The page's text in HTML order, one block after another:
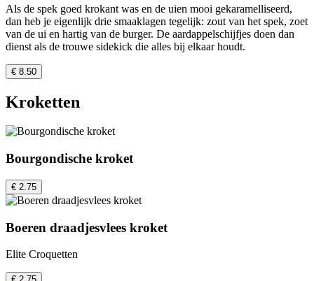
Als de spek goed krokant was en de uien mooi gekaramelliseerd,
dan heb je eigenlijk drie smaaklagen tegelijk: zout van het spek, zoet
van de ui en hartig van de burger. De aardappelschijfjes doen dan
dienst als de trouwe sidekick die alles bij elkaar houdt.
€ 8.50
Kroketten
Bourgondische kroket
€ 2.75
Boeren draadjesvlees kroket
Elite Croquetten